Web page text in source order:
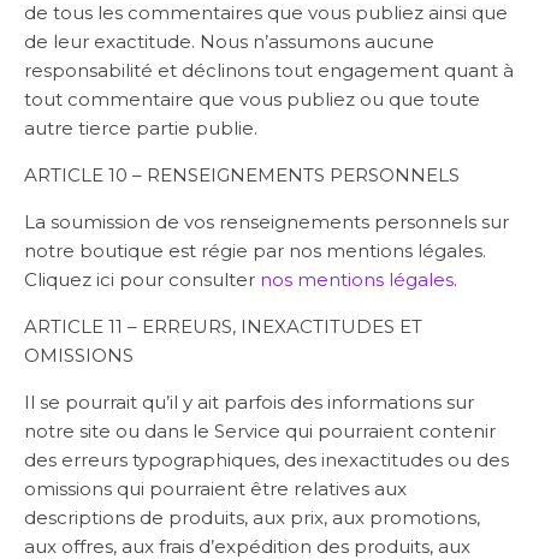
de tous les commentaires que vous publiez ainsi que
de leur exactitude. Nous n’assumons aucune
responsabilité et déclinons tout engagement quant à
tout commentaire que vous publiez ou que toute
autre tierce partie publie.
ARTICLE 10 – RENSEIGNEMENTS PERSONNELS
La soumission de vos renseignements personnels sur
notre boutique est régie par nos mentions légales.
Cliquez ici pour consulter nos mentions légales.
ARTICLE 11 – ERREURS, INEXACTITUDES ET
OMISSIONS
Il se pourrait qu’il y ait parfois des informations sur
notre site ou dans le Service qui pourraient contenir
des erreurs typographiques, des inexactitudes ou des
omissions qui pourraient être relatives aux
descriptions de produits, aux prix, aux promotions,
aux offres, aux frais d’expédition des produits, aux